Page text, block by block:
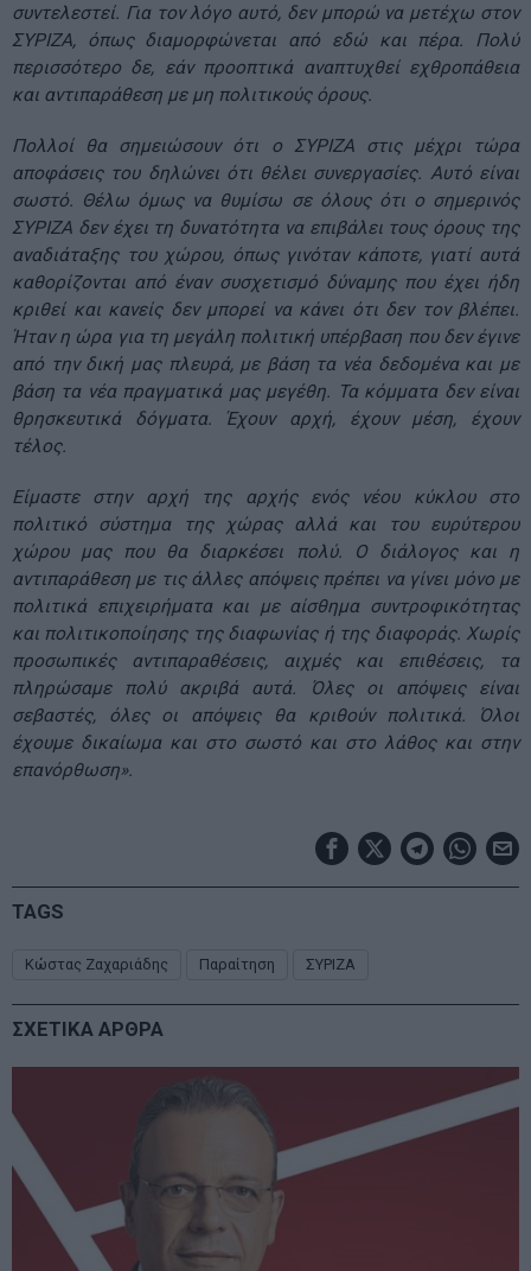
συντελεστεί. Για τον λόγο αυτό, δεν μπορώ να μετέχω στον
ΣΥΡΙΖΑ, όπως διαμορφώνεται από εδώ και πέρα. Πολύ
περισσότερο δε, εάν προοπτικά αναπτυχθεί εχθροπάθεια
και αντιπαράθεση με μη πολιτικούς όρους.
Πολλοί θα σημειώσουν ότι ο ΣΥΡΙΖΑ στις μέχρι τώρα
αποφάσεις του δηλώνει ότι θέλει συνεργασίες. Αυτό είναι
σωστό. Θέλω όμως να θυμίσω σε όλους ότι ο σημερινός
ΣΥΡΙΖΑ δεν έχει τη δυνατότητα να επιβάλει τους όρους της
αναδιάταξης του χώρου, όπως γινόταν κάποτε, γιατί αυτά
καθορίζονται από έναν συσχετισμό δύναμης που έχει ήδη
κριθεί και κανείς δεν μπορεί να κάνει ότι δεν τον βλέπει.
Ήταν η ώρα για τη μεγάλη πολιτική υπέρβαση που δεν έγινε
από την δική μας πλευρά, με βάση τα νέα δεδομένα και με
βάση τα νέα πραγματικά μας μεγέθη. Τα κόμματα δεν είναι
θρησκευτικά δόγματα. Έχουν αρχή, έχουν μέση, έχουν
τέλος.
Είμαστε στην αρχή της αρχής ενός νέου κύκλου στο
πολιτικό σύστημα της χώρας αλλά και του ευρύτερου
χώρου μας που θα διαρκέσει πολύ. Ο διάλογος και η
αντιπαράθεση με τις άλλες απόψεις πρέπει να γίνει μόνο με
πολιτικά επιχειρήματα και με αίσθημα συντροφικότητας
και πολιτικοποίησης της διαφωνίας ή της διαφοράς. Χωρίς
προσωπικές αντιπαραθέσεις, αιχμές και επιθέσεις, τα
πληρώσαμε πολύ ακριβά αυτά. Όλες οι απόψεις είναι
σεβαστές, όλες οι απόψεις θα κριθούν πολιτικά. Όλοι
έχουμε δικαίωμα και στο σωστό και στο λάθος και στην
επανόρθωση».
TAGS
Κώστας Ζαχαριάδης Παραίτηση ΣΥΡΙΖΑ
ΣΧΕΤΙΚΑ ΑΡΘΡΑ